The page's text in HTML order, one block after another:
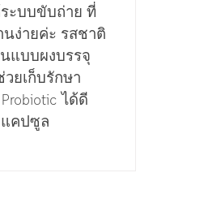
ะบบขับถ่าย ที่
ง่ายค่ะ รสชาติ
แบบผงบรรจุ
ยเก็บรักษา
Probiotic ได้ดี
คปซูล